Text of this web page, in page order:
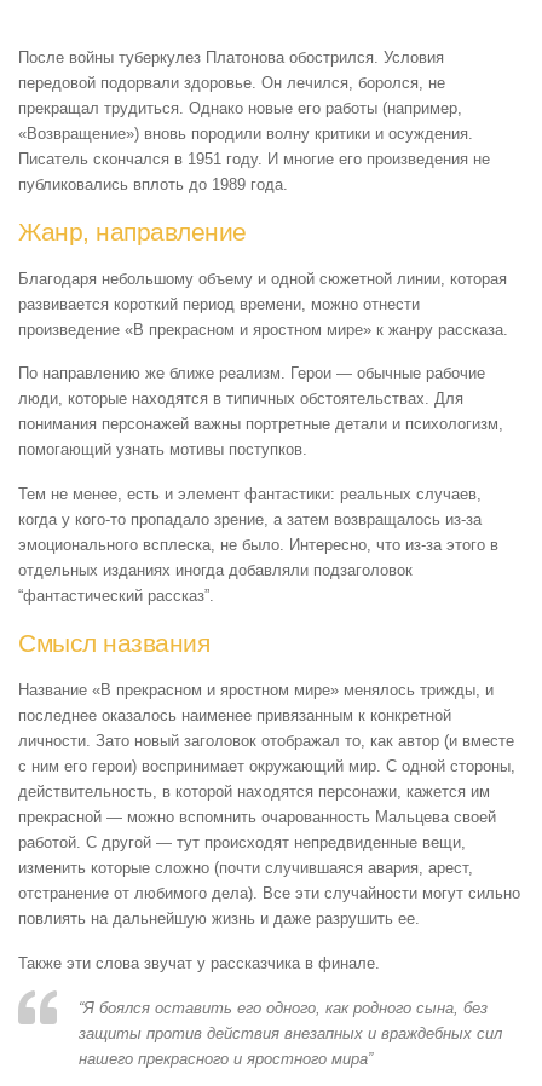
После войны туберкулез Платонова обострился. Условия
передовой подорвали здоровье. Он лечился, боролся, не
прекращал трудиться. Однако новые его работы (например,
«Возвращение») вновь породили волну критики и осуждения.
Писатель скончался в 1951 году. И многие его произведения не
публиковались вплоть до 1989 года.
Жанр, направление
Благодаря небольшому объему и одной сюжетной линии, которая
развивается короткий период времени, можно отнести
произведение «В прекрасном и яростном мире» к жанру рассказа.
По направлению же ближе реализм. Герои — обычные рабочие
люди, которые находятся в типичных обстоятельствах. Для
понимания персонажей важны портретные детали и психологизм,
помогающий узнать мотивы поступков.
Тем не менее, есть и элемент фантастики: реальных случаев,
когда у кого-то пропадало зрение, а затем возвращалось из-за
эмоционального всплеска, не было. Интересно, что из-за этого в
отдельных изданиях иногда добавляли подзаголовок
“фантастический рассказ”.
Смысл названия
Название «В прекрасном и яростном мире» менялось трижды, и
последнее оказалось наименее привязанным к конкретной
личности. Зато новый заголовок отображал то, как автор (и вместе
с ним его герои) воспринимает окружающий мир. С одной стороны,
действительность, в которой находятся персонажи, кажется им
прекрасной — можно вспомнить очарованность Мальцева своей
работой. С другой — тут происходят непредвиденные вещи,
изменить которые сложно (почти случившаяся авария, арест,
отстранение от любимого дела). Все эти случайности могут сильно
повлиять на дальнейшую жизнь и даже разрушить ее.
Также эти слова звучат у рассказчика в финале.
“Я боялся оставить его одного, как родного сына, без
защиты против действия внезапных и враждебных сил
нашего прекрасного и яростного мира”